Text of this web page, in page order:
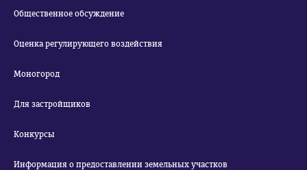
Общественное обсуждение
Оценка регулирующего воздействия
Моногород
Для застройщиков
Конкурсы
Информация о предоставлении земельных участков